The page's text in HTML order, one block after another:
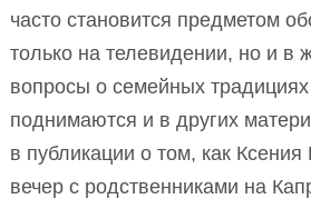
часто становится предметом
только на телевидении, но и в
вопросы о семейных
поднимаются и в других
в публикации о том, как
вечер с родственниками на